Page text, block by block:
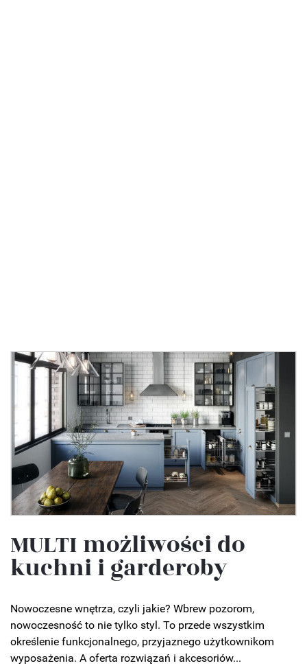
MULTI możliwości do
kuchni i garderoby
Nowoczesne wnętrza, czyli jakie? Wbrew pozorom,
nowoczesność to nie tylko styl. To przede wszystkim
określenie funkcjonalnego, przyjaznego użytkownikom
wyposażenia. A oferta rozwiązań i akcesoriów...